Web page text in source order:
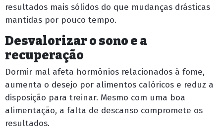
resultados mais sólidos do que mudanças drásticas
mantidas por pouco tempo.
Desvalorizar o sono e a
recuperação
Dormir mal afeta hormônios relacionados à fome,
aumenta o desejo por alimentos calóricos e reduz a
disposição para treinar. Mesmo com uma boa
alimentação, a falta de descanso compromete os
resultados.